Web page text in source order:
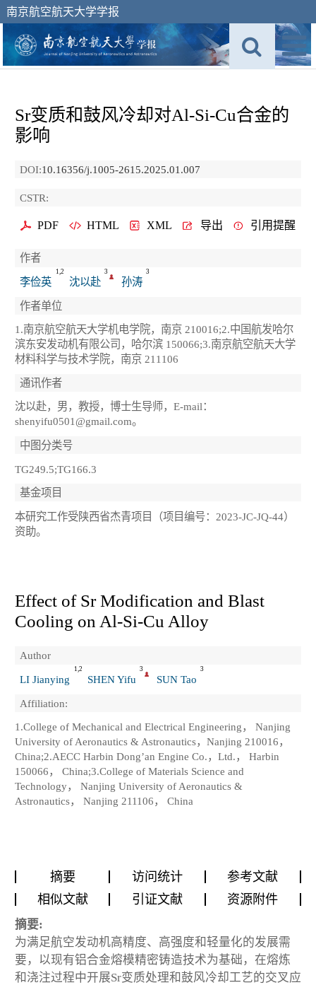
南京航空航天大学学报
Sr变质和鼓风冷却对Al-Si-Cu合金的
影响
DOI:10.16356/j.1005-2615.2025.01.007
CSTR:
PDF HTML XML 导出 引用提醒
作者
李俭英
1,2
沈以赴
3
孙涛
3
作者单位
1.南京航空航天大学机电学院，南京 210016;2.中国航发哈尔
滨东安发动机有限公司，哈尔滨 150066;3.南京航空航天大学
材料科学与技术学院，南京 211106
通讯作者
沈以赴，男，教授，博士生导师，E-mail：
shenyifu0501@gmail.com。
中图分类号
TG249.5;TG166.3
基金项目
本研究工作受陕西省杰青项目（项目编号：2023-JC-JQ-44）
资助。
Effect of Sr Modification and Blast
Cooling on Al-Si-Cu Alloy
Author
LI Jianying
1,2
SHEN Yifu
3
SUN Tao
3
Affiliation:
1.College of Mechanical and Electrical Engineering， Nanjing
University of Aeronautics & Astronautics，Nanjing 210016，
China;2.AECC Harbin Dong’an Engine Co.，Ltd.， Harbin
150066， China;3.College of Materials Science and
Technology， Nanjing University of Aeronautics &
Astronautics， Nanjing 211106， China
摘要 访问统计
参考文献
相似文献
引证文献 资源附件
摘要:
为满足航空发动机高精度、高强度和轻量化的发展需
要，以现有铝合金熔模精密铸造技术为基础，在熔炼
和浇注过程中开展Sr变质处理和鼓风冷却工艺的交叉应